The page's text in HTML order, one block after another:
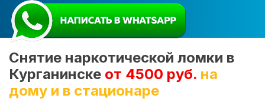
Снятие наркотической ломки в
Курганинске от 4500 руб. на
дому и в стационаре